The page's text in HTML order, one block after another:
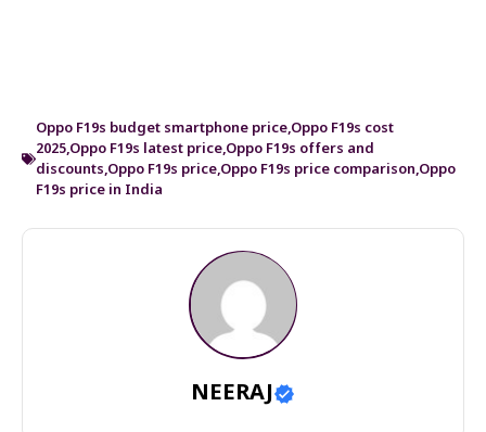
Oppo F19s budget smartphone price,Oppo F19s cost
2025,Oppo F19s latest price,Oppo F19s offers and
discounts,Oppo F19s price,Oppo F19s price comparison,Oppo
F19s price in India
NEERAJ